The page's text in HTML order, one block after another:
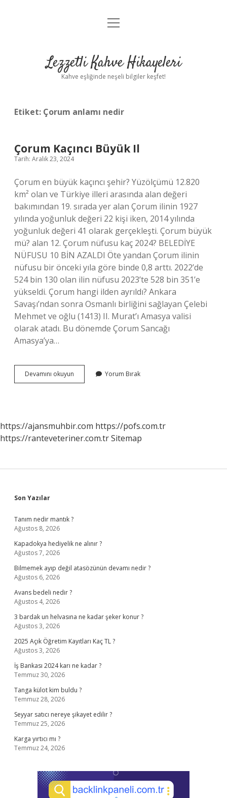
Anasayfa
Yasal Uyarı
menüyü
Lezzetli Kahve Hikayeleri
Kahve eşliğinde neşeli bilgiler keşfet!
Etiket: Çorum anlamı nedir
Çorum Kaçıncı Büyük Il
Tarih: Aralık 23, 2024
Çorum en büyük kaçıncı şehir? Yüzölçümü 12.820
km² olan ve Türkiye illeri arasında alan değeri
bakımından 19. sırada yer alan Çorum ilinin 1927
yılında yoğunluk değeri 22 kişi iken, 2014 yılında
yoğunluk değeri 41 olarak gerçekleşti. Çorum büyük
mü? alan 12. Çorum nüfusu kaç 2024? BELEDİYE
NÜFUSU 10 BİN AZALDI Öte yandan Çorum ilinin
nüfusu bir önceki yıla göre binde 0,8 arttı. 2022’de
524 bin 130 olan ilin nüfusu 2023’te 528 bin 351’e
yükseldi. Çorum hangi ilden ayrıldı? Ankara
Savaşı’ndan sonra Osmanlı birliğini sağlayan Çelebi
Mehmet ve oğlu (1413) II. Murat’ı Amasya valisi
olarak atadı. Bu dönemde Çorum Sancağı
Amasya’ya…
Devamını okuyun
Kaçıncı
Yorum Bırak
https://ajansmuhbir.com https://pofs.com.tr
https://ranteveteriner.com.trSitemap
Sidebar
Son Yazılar
Tanım nedir mantık ?
Ağustos 8, 2026
Kapadokya hediyelik ne alınır ?
Ağustos 7, 2026
Bilmemek ayıp değil atasözünün devamı nedir ?
Ağustos 6, 2026
Avans bedeli nedir ?
Ağustos 4, 2026
3 bardak un helvasına ne kadar şeker konur ?
Ağustos 3, 2026
2025 Açık Öğretim Kayıtları Kaç TL ?
Ağustos 3, 2026
İş Bankası 2024 karı ne kadar ?
Temmuz 30, 2026
Tanga külot kim buldu ?
Temmuz 28, 2026
Seyyar satıcı nereye şikayet edilir ?
Temmuz 25, 2026
Karga yırtıcı mı ?
Temmuz 24, 2026